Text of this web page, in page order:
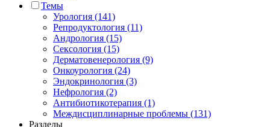
Темы
Урология (141)
Репродуктология (11)
Андрология (15)
Сексология (15)
Дерматовенерология (9)
Онкоурология (24)
Эндокринология (3)
Нефрология (2)
Антибиотикотерапия (1)
Междисциплинарные проблемы (131)
Разделы